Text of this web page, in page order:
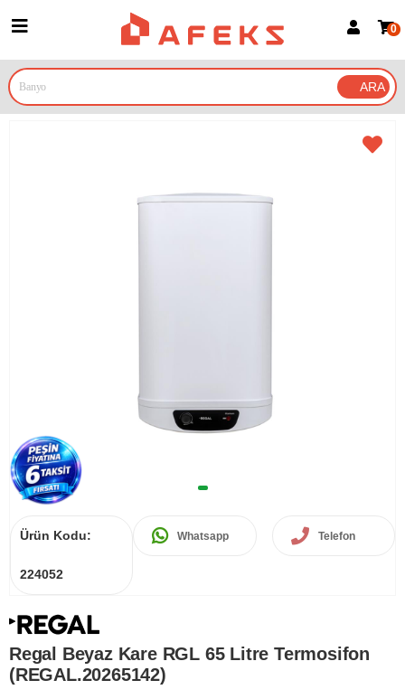
Google İle Bağlan
0
Ürün Kodu:
224052
Whatsapp Telefon
Regal Beyaz Kare RGL 65 Litre Termosifon
(REGAL.20265142)